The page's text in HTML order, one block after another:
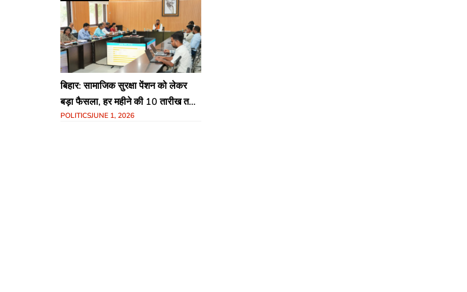
बिहार: सामाजिक सुरक्षा पेंशन को लेकर
बड़ा फैसला, हर महीने की 10 तारीख तक
खातों में आएगी राशि
POLITICSJUNE 1, 2026